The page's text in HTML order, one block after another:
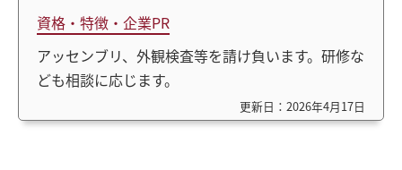
資格・特徴・企業PR
アッセンブリ、外観検査等を請け負います。研修な
ども相談に応じます。
更新日：2026年4月17日